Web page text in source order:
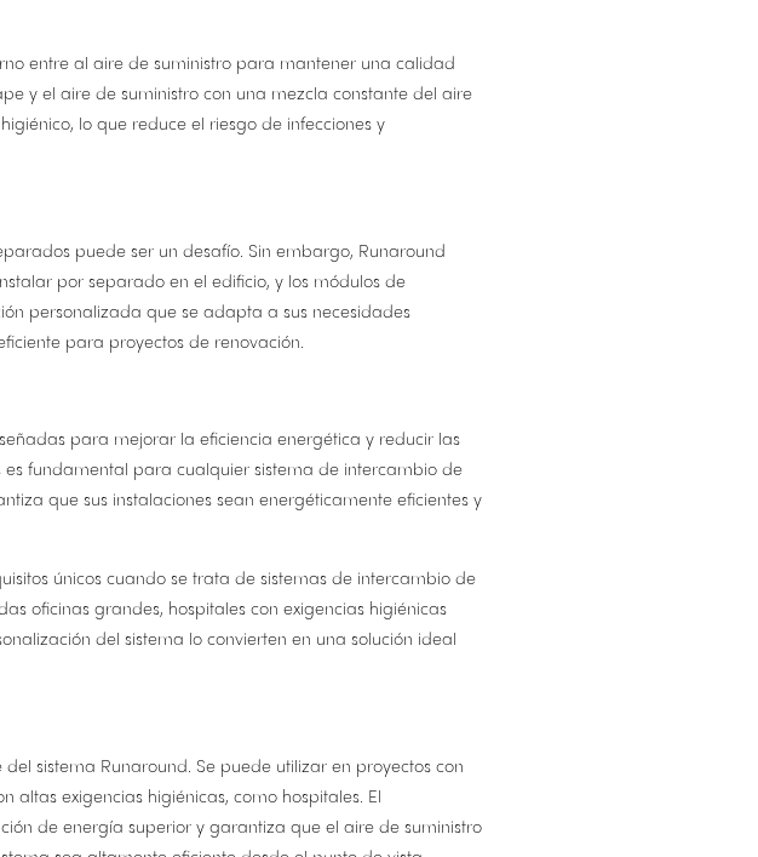
entre al aire de suministro para mantener una calidad
y el aire de suministro con una mezcla constante del aire
lo que reduce el riesgo de infecciones y
puede ser un desafío. Sin embargo, Runaround
por separado en el edificio, y los módulos de
personalizada que se adapta a sus necesidades
para proyectos de renovación.
para mejorar la eficiencia energética y reducir las
fundamental para cualquier sistema de intercambio de
que sus instalaciones sean energéticamente eficientes y
únicos cuando se trata de sistemas de intercambio de
oficinas grandes, hospitales con exigencias higiénicas
del sistema lo convierten en una solución ideal
sistema Runaround. Se puede utilizar en proyectos con
altas exigencias higiénicas, como hospitales. El
de energía superior y garantiza que el aire de suministro